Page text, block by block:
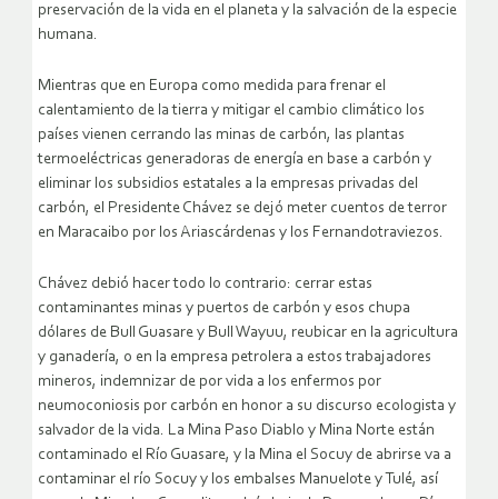
preservación de la vida en el planeta y la salvación de la especie
humana.
Mientras que en Europa como medida para frenar el
calentamiento de la tierra y mitigar el cambio climático los
países vienen cerrando las minas de carbón, las plantas
termoeléctricas generadoras de energía en base a carbón y
eliminar los subsidios estatales a la empresas privadas del
carbón, el Presidente Chávez se dejó meter cuentos de terror
en Maracaibo por los Ariascárdenas y los Fernandotraviezos.
Chávez debió hacer todo lo contrario: cerrar estas
contaminantes minas y puertos de carbón y esos chupa
dólares de Bull Guasare y Bull Wayuu, reubicar en la agricultura
y ganadería, o en la empresa petrolera a estos trabajadores
mineros, indemnizar de por vida a los enfermos por
neumoconiosis por carbón en honor a su discurso ecologista y
salvador de la vida. La Mina Paso Diablo y Mina Norte están
contaminado el Río Guasare, y la Mina el Socuy de abrirse va a
contaminar el río Socuy y los embalses Manuelote y Tulé, así